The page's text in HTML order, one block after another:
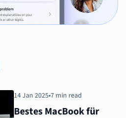
14 Jan 2025•7 min read
Bestes MacBook für